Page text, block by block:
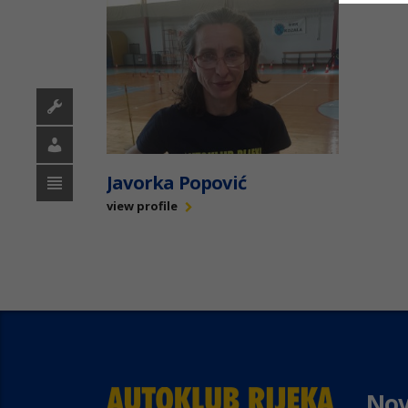
Javorka Popović
view profile